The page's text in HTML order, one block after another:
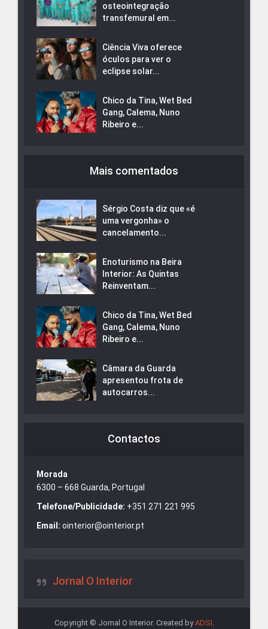
osteointegração
transfemural em...
Ciência Viva oferece
óculos para ver o
eclipse solar...
Chico da Tina, Wet Bed
Gang, Calema, Nuno
Ribeiro e...
Mais comentados
Sérgio Costa diz que «é
uma vergonha» o
cancelamento...
Enoturismo na Beira
Interior: As Quintas
Reinventam...
Chico da Tina, Wet Bed
Gang, Calema, Nuno
Ribeiro e...
Câmara da Guarda
apresentou frota de
autocarros...
Contactos
Morada
6300 – 668 Guarda, Portugal
Telefone/Publicidade: +351 271 221 995
Email: ointerior@ointerior.pt
Jornal O Interior
Copyright © Jornal O Interior. Created byADSI